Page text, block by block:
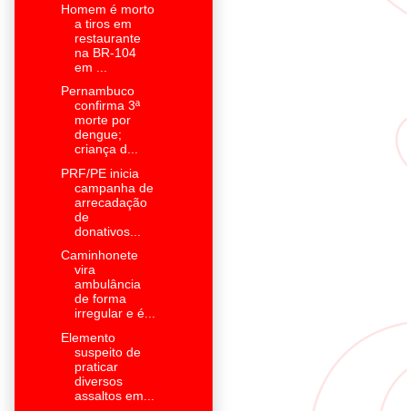
Homem é morto
a tiros em
restaurante
na BR-104
em ...
Pernambuco
confirma 3ª
morte por
dengue;
criança d...
PRF/PE inicia
campanha de
arrecadação
de
donativos...
Caminhonete
vira
ambulância
de forma
irregular e é...
Elemento
suspeito de
praticar
diversos
assaltos em...